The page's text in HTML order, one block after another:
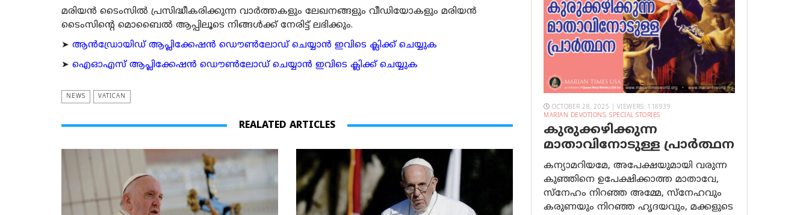
മരിയന്‍ ടൈംസില്‍ പ്രസിദ്ധീകരിക്കുന്ന വാര്‍ത്തകളും ലേഖനങ്ങളും വീഡിയോകളും മരിയന്‍
ടൈംസിന്റെ മൊബൈല്‍ ആപ്പിലൂടെ നിങ്ങള്‍ക്ക് നേരിട്ട് ലഭിക്കും.
➤ ആന്‍ഡ്രോയിഡ് ആപ്ലിക്കേഷന്‍ ഡൌണ്‍ലോഡ് ചെയ്യാന്‍ ഇവിടെ ക്ലിക്ക് ചെയ്യുക
➤ ഐഓഎസ് ആപ്ലിക്കേഷന്‍ ഡൌണ്‍ലോഡ് ചെയ്യാന്‍ ഇവിടെ ക്ലിക്ക് ചെയ്യുക
NEWS VATICAN
REALATED ARTICLES
OCTOBER 28, 2025 | VIEWERS: 118939
MARIAN DEVOTIONS, SPECIAL STORIES
കുരുക്കഴിക്കുന്ന
മാതാവിനോടുള്ള പ്രാര്‍ത്ഥന
കന്യാമറിയമേ, അപേക്ഷയുമായി വരുന്ന
കുഞ്ഞിനെ ഉപേക്ഷിക്കാത്ത മാതാവേ,
സ്നേഹം നിറഞ്ഞ അമ്മേ, സ്നേഹവും
കരുണയും നിറഞ്ഞ ഹൃദയവും, മക്കളുടെ